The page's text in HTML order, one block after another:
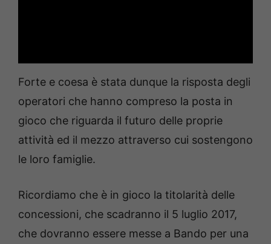
Forte e coesa è stata dunque la risposta degli
operatori che hanno compreso la posta in
gioco che riguarda il futuro delle proprie
attività ed il mezzo attraverso cui sostengono
le loro famiglie.
Ricordiamo che è in gioco la titolarità delle
concessioni, che scadranno il 5 luglio 2017,
che dovranno essere messe a Bando per una